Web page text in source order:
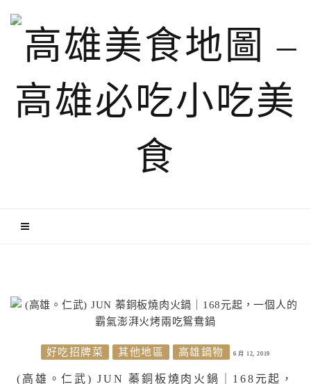
好吃招牌菜 其他地區 高雄鍋物 6 月 12, 2019
(高雄。仁武) JUN 蓁銅板燒肉火鍋｜168元起，